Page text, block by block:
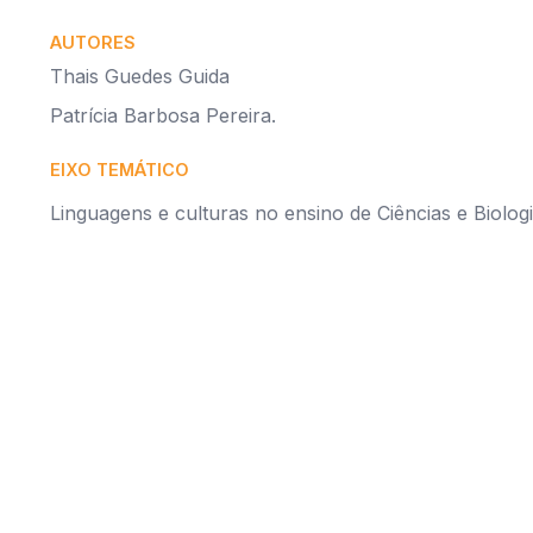
AUTORES
Thais Guedes Guida
Patrícia Barbosa Pereira.
EIXO TEMÁTICO
Linguagens e culturas no ensino de Ciências e